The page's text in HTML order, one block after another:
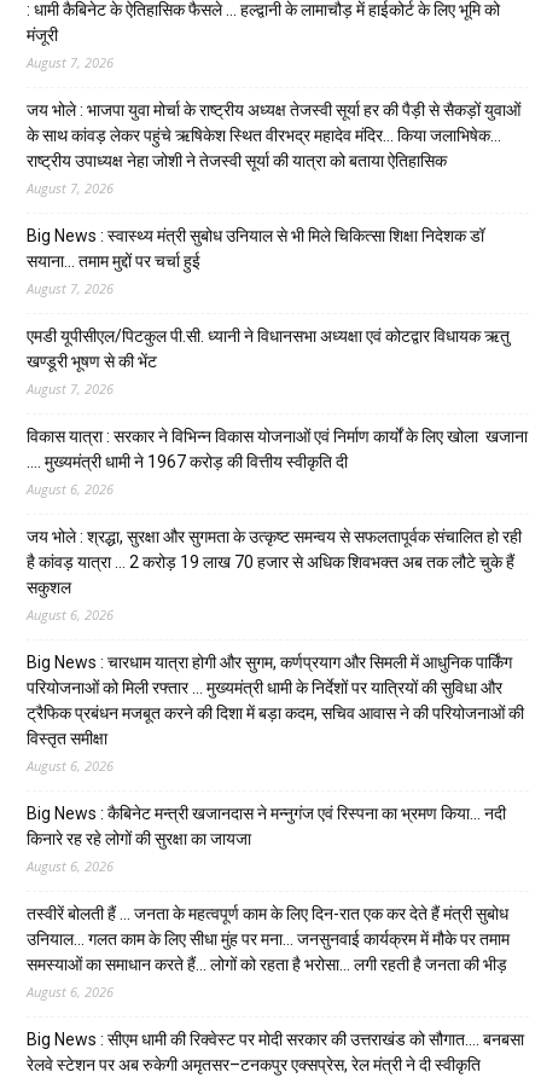
: धामी कैबिनेट के ऐतिहासिक फैसले … हल्द्वानी के लामाचौड़ में हाईकोर्ट के लिए भूमि को
मंजूरी
August 7, 2026
जय भोले : भाजपा युवा मोर्चा के राष्ट्रीय अध्यक्ष तेजस्वी सूर्या हर की पैड़ी से सैकड़ों युवाओं
के साथ कांवड़ लेकर पहुंचे ऋषिकेश स्थित वीरभद्र महादेव मंदिर… किया जलाभिषेक…
राष्ट्रीय उपाध्यक्ष नेहा जोशी ने तेजस्वी सूर्या की यात्रा को बताया ऐतिहासिक
August 7, 2026
Big News : स्वास्थ्य मंत्री सुबोध उनियाल से भी मिले चिकित्सा शिक्षा निदेशक डॉ
सयाना… तमाम मुद्दों पर चर्चा हुई
August 7, 2026
एमडी यूपीसीएल/पिटकुल पी.सी. ध्यानी ने विधानसभा अध्यक्षा एवं कोटद्वार विधायक ऋतु
खण्डूरी भूषण से की भेंट
August 7, 2026
विकास यात्रा : सरकार ने विभिन्न विकास योजनाओं एवं निर्माण कार्यों के लिए खोला खजाना
…. मुख्यमंत्री धामी ने ₹1967 करोड़ की वित्तीय स्वीकृति दी
August 6, 2026
जय भोले : श्रद्धा, सुरक्षा और सुगमता के उत्कृष्ट समन्वय से सफलतापूर्वक संचालित हो रही
है कांवड़ यात्रा … 2 करोड़ 19 लाख 70 हजार से अधिक शिवभक्त अब तक लौटे चुके हैं
सकुशल
August 6, 2026
Big News : चारधाम यात्रा होगी और सुगम, कर्णप्रयाग और सिमली में आधुनिक पार्किंग
परियोजनाओं को मिली रफ्तार … मुख्यमंत्री धामी के निर्देशों पर यात्रियों की सुविधा और
ट्रैफिक प्रबंधन मजबूत करने की दिशा में बड़ा कदम, सचिव आवास ने की परियोजनाओं की
विस्तृत समीक्षा
August 6, 2026
Big News : कैबिनेट मन्त्री खजानदास ने मन्नुगंज एवं रिस्पना का भ्रमण किया… नदी
किनारे रह रहे लोगों की सुरक्षा का जायजा
August 6, 2026
तस्वीरें बोलती हैं … जनता के महत्वपूर्ण काम के लिए दिन-रात एक कर देते हैं मंत्री सुबोध
उनियाल… गलत काम के लिए सीधा मुंह पर मना… जनसुनवाई कार्यक्रम में मौके पर तमाम
समस्याओं का समाधान करते हैं… लोगों को रहता है भरोसा… लगी रहती है जनता की भीड़
August 6, 2026
Big News : सीएम धामी की रिक्वेस्ट पर मोदी सरकार की उत्तराखंड को सौगात…. बनबसा
रेलवे स्टेशन पर अब रुकेगी अमृतसर–टनकपुर एक्सप्रेस, रेल मंत्री ने दी स्वीकृति